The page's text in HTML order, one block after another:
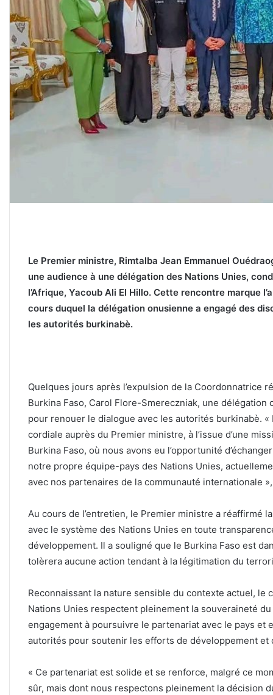
‎Le Premier ministre, Rimtalba Jean Emmanuel
une audience à une délégation des Nations Unies,
l’Afrique, Yacoub Ali El Hillo. Cette rencontre marque
cours duquel la délégation onusienne a engagé des
les autorités burkinabè.
‎Quelques jours après l’expulsion de la Coordonnatrice
Burkina Faso, Carol Flore-Smereczniak, une délégation
pour renouer le dialogue avec les autorités burkinabè.
cordiale auprès du Premier ministre, à l’issue d’une
Burkina Faso, où nous avons eu l’opportunité
notre propre équipe-pays des Nations Unies,
avec nos partenaires de la communauté internationale
‎Au cours de l’entretien, le Premier ministre a réaffirmé
avec le système des Nations Unies en toute
développement. Il a souligné que le Burkina Faso est
tolèrera aucune action tendant à la légitimation du
‎Reconnaissant la nature sensible du contexte actuel, le
Nations Unies respectent pleinement la souveraineté
engagement à poursuivre le partenariat avec le pays
autorités pour soutenir les efforts de développement et
‎« Ce partenariat est solide et se renforce, malgré ce
sûr, mais dont nous respectons pleinement la décision